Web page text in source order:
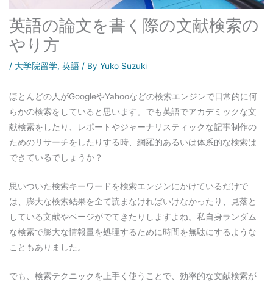
英語の論文を書く際の文献検索の
やり方
/ 大学院留学, 英語 / By Yuko Suzuki
ほとんどの人がGoogleやYahooなどの検索エンジンで日常的に何
らかの検索をしていると思います。でも英語でアカデミックな文
献検索をしたり、レポートやジャーナリスティックな記事制作の
ためのリサーチをしたりする時、網羅的あるいは体系的な検索は
できているでしょうか？
思いついた検索キーワードを検索エンジンにかけているだけで
は、膨大な検索結果を全て読まなければいけなかったり、見落と
している文献やページがでてきたりしますよね。私自身ランダム
な検索で膨大な情報量を処理するために時間を無駄にするような
こともありました。
でも、検索テクニックを上手く使うことで、効率的な文献検索が